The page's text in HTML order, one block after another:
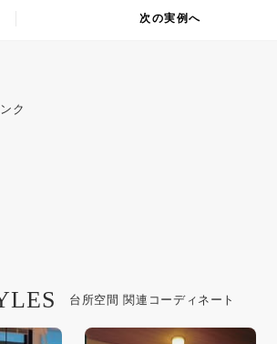
次の実例へ
ク
台所空間 関連コーディネート